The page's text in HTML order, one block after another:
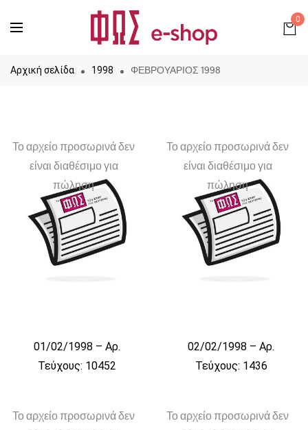
0
Αρχική σελίδα 1998 ΦΕΒΡΟΥΑΡΙΟΣ 1998
Το αρχείο προσωρινά δεν
είναι διαθέσιμο για
πώληση
01/02/1998 – Αρ.
Τεύχους: 10452
Το αρχείο προσωρινά δεν
είναι διαθέσιμο για
πώληση
02/02/1998 – Αρ.
Τεύχους: 1436
Το αρχείο προσωρινά δεν
Το αρχείο προσωρινά δεν